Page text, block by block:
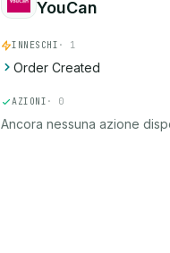
YouCan
INNESCHI · 1
Order Created
AZIONI · 0
Ancora nessuna azione